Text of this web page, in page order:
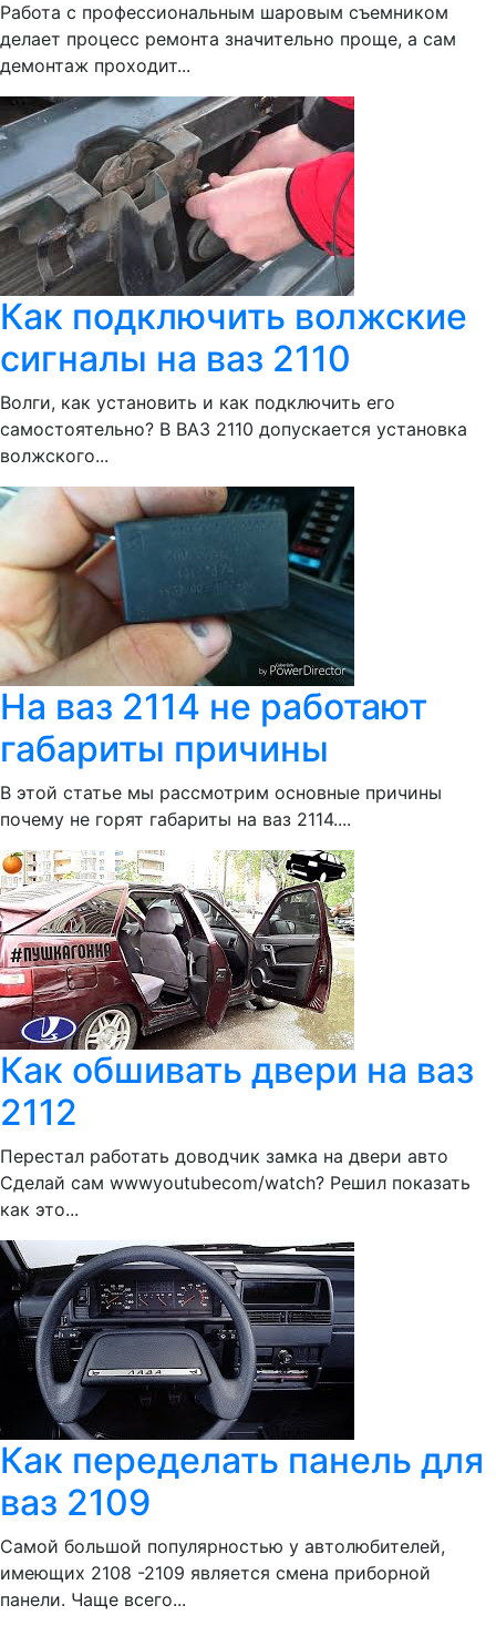
Работа с профессиональным шаровым съемником
делает процесс ремонта значительно проще, а сам
демонтаж проходит...
Как подключить волжские
сигналы на ваз 2110
Волги, как установить и как подключить его
самостоятельно? В ВАЗ 2110 допускается установка
волжского...
На ваз 2114 не работают
габариты причины
В этой статье мы рассмотрим основные причины
почему не горят габариты на ваз 2114....
Как обшивать двери на ваз
2112
Перестал работать доводчик замка на двери авто
Сделай сам wwwyoutubecom/watch? Решил показать
как это...
Как переделать панель для
ваз 2109
Самой большой популярностью у автолюбителей,
имеющих 2108 -2109 является смена приборной
панели. Чаще всего...